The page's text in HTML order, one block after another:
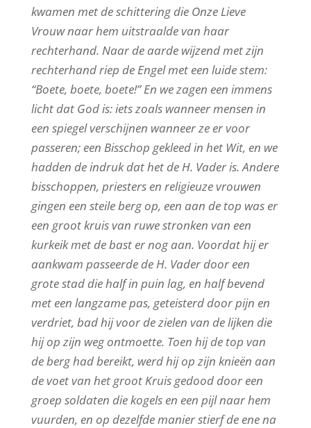
kwamen met de schittering die Onze Lieve
Vrouw naar hem uitstraalde van haar
rechterhand. Naar de aarde wijzend met zijn
rechterhand riep de Engel met een luide stem:
“Boete, boete, boete!” En we zagen een immens
licht dat God is: iets zoals wanneer mensen in
een spiegel verschijnen wanneer ze er voor
passeren; een Bisschop gekleed in het Wit, en we
hadden de indruk dat het de H. Vader is. Andere
bisschoppen, priesters en religieuze vrouwen
gingen een steile berg op, een aan de top was er
een groot kruis van ruwe stronken van een
kurkeik met de bast er nog aan. Voordat hij er
aankwam passeerde de H. Vader door een
grote stad die half in puin lag, en half bevend
met een langzame pas, geteisterd door pijn en
verdriet, bad hij voor de zielen van de lijken die
hij op zijn weg ontmoette. Toen hij de top van
de berg had bereikt, werd hij op zijn knieën aan
de voet van het groot Kruis gedood door een
groep soldaten die kogels en een pijl naar hem
vuurden, en op dezelfde manier stierf de ene na